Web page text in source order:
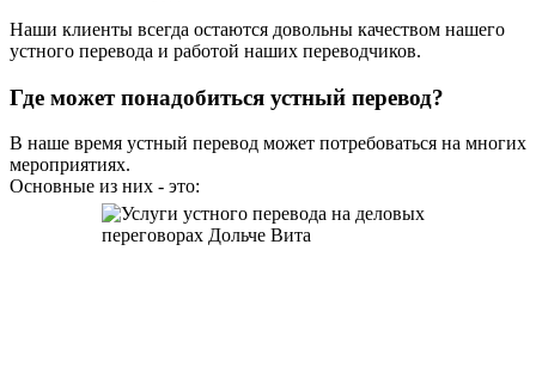
Наши клиенты всегда остаются довольны качеством нашего
устного перевода и работой наших переводчиков.
Где может понадобиться устный перевод?
В наше время устный перевод может потребоваться на многих
мероприятиях.
Основные из них - это: